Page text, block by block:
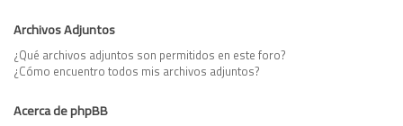
Archivos Adjuntos
¿Qué archivos adjuntos son permitidos en este foro?
¿Cómo encuentro todos mis archivos adjuntos?
Acerca de phpBB